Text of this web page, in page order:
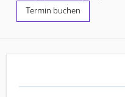
Termin buchen